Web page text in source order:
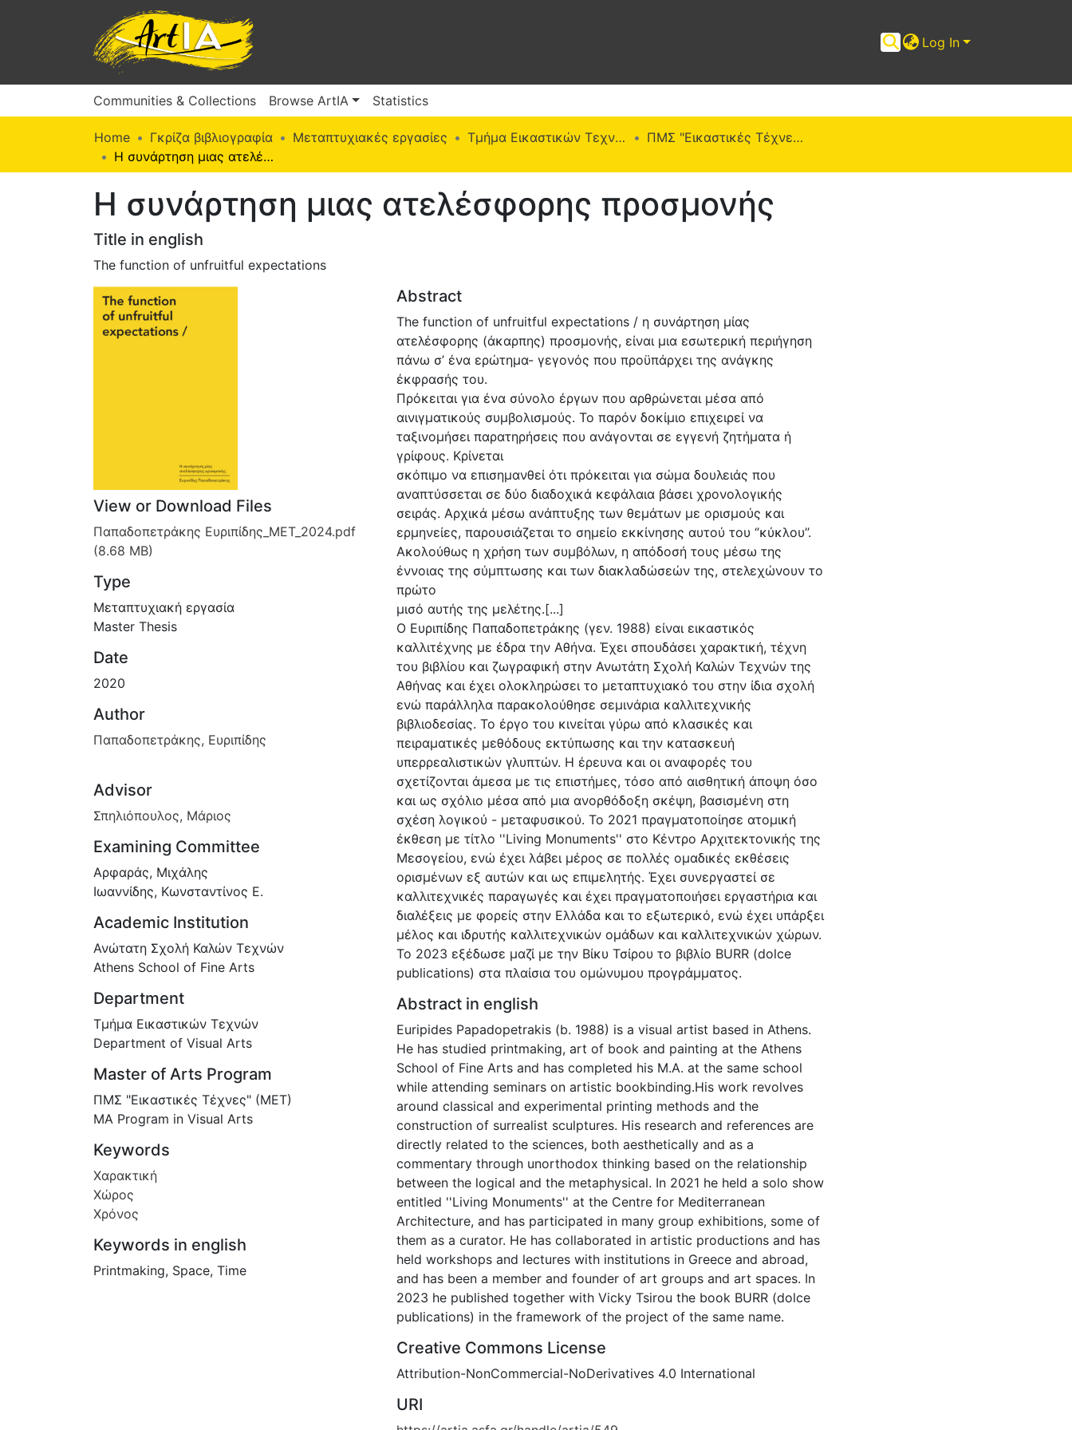
Log In
Communities & Collections Browse ArtIA Statistics
Home Γκρίζα βιβλιογραφία Μεταπτυχιακές εργασίες Τμήμα Εικαστικών Τεχνών
ΠΜΣ "Εικαστικές Τέχνες" (ΜΕΤ)
Η συνάρτηση μιας ατελέσφορης προσμονής
Η συνάρτηση μιας ατελέσφορης προσμονής
Title in english
The function of unfruitful expectations
View or Download Files
Παπαδοπετράκης Ευριπίδης_ΜΕΤ_2024.pdf
(8.68 MB)
Type
Μεταπτυχιακή εργασία
Master Thesis
Date
2020
Author
Παπαδοπετράκης, Ευριπίδης
Advisor
Σπηλιόπουλος, Μάριος
Examining Committee
Αρφαράς, Μιχάλης
Ιωαννίδης, Κωνσταντίνος Ε.
Academic Institution
Ανώτατη Σχολή Καλών Τεχνών
Athens School of Fine Arts
Department
Τμήμα Εικαστικών Τεχνών
Department of Visual Arts
Master of Arts Program
ΠΜΣ "Εικαστικές Τέχνες" (ΜΕΤ)
MA Program in Visual Arts
Keywords
Χαρακτική
Χώρος
Χρόνος
Keywords in english
Printmaking, Space, Time
Abstract
The function of unfruitful expectations / η συνάρτηση μίας
ατελέσφορης (άκαρπης) προσμονής, είναι μια εσωτερική περιήγηση
πάνω σ’ ένα ερώτημα- γεγονός που προϋπάρχει της ανάγκης
έκφρασής του.
Πρόκειται για ένα σύνολο έργων που αρθρώνεται μέσα από
αινιγματικούς συμβολισμούς. Το παρόν δοκίμιο επιχειρεί να
ταξινομήσει παρατηρήσεις που ανάγονται σε εγγενή ζητήματα ή
γρίφους. Κρίνεται
σκόπιμο να επισημανθεί ότι πρόκειται για σώμα δουλειάς που
αναπτύσσεται σε δύο διαδοχικά κεφάλαια βάσει χρονολογικής
σειράς. Αρχικά μέσω ανάπτυξης των θεμάτων με ορισμούς και
ερμηνείες, παρουσιάζεται το σημείο εκκίνησης αυτού του ‘’κύκλου’’.
Ακολούθως η χρήση των συμβόλων, η απόδοσή τους μέσω της
έννοιας της σύμπτωσης και των διακλαδώσεών της, στελεχώνουν το
πρώτο
μισό αυτής της μελέτης.[...]
Ο Ευριπίδης Παπαδοπετράκης (γεν. 1988) είναι εικαστικός
καλλιτέχνης με έδρα την Αθήνα. Έχει σπουδάσει χαρακτική, τέχνη
του βιβλίου και ζωγραφική στην Ανωτάτη Σχολή Καλών Τεχνών της
Αθήνας και έχει ολοκληρώσει το μεταπτυχιακό του στην ίδια σχολή
ενώ παράλληλα παρακολούθησε σεμινάρια καλλιτεχνικής
βιβλιοδεσίας. Το έργο του κινείται γύρω από κλασικές και
πειραματικές μεθόδους εκτύπωσης και την κατασκευή
υπερρεαλιστικών γλυπτών. Η έρευνα και οι αναφορές του
σχετίζονται άμεσα με τις επιστήμες, τόσο από αισθητική άποψη όσο
και ως σχόλιο μέσα από μια ανορθόδοξη σκέψη, βασισμένη στη
σχέση λογικού - μεταφυσικού. Το 2021 πραγματοποίησε ατομική
έκθεση με τίτλο ''Living Monuments'' στο Κέντρο Αρχιτεκτονικής της
Μεσογείου, ενώ έχει λάβει μέρος σε πολλές ομαδικές εκθέσεις
ορισμένων εξ αυτών και ως επιμελητής. Έχει συνεργαστεί σε
καλλιτεχνικές παραγωγές και έχει πραγματοποιήσει εργαστήρια και
διαλέξεις με φορείς στην Ελλάδα και το εξωτερικό, ενώ έχει υπάρξει
μέλος και ιδρυτής καλλιτεχνικών ομάδων και καλλιτεχνικών χώρων.
Το 2023 εξέδωσε μαζί με την Βίκυ Τσίρου το βιβλίο BURR (dolce
publications) στα πλαίσια του ομώνυμου προγράμματος.
Abstract in english
Euripides Papadopetrakis (b. 1988) is a visual artist based in Athens.
He has studied printmaking, art of book and painting at the Athens
School of Fine Arts and has completed his M.A. at the same school
while attending seminars on artistic bookbinding.His work revolves
around classical and experimental printing methods and the
construction of surrealist sculptures. His research and references are
directly related to the sciences, both aesthetically and as a
commentary through unorthodox thinking based on the relationship
between the logical and the metaphysical. In 2021 he held a solo show
entitled ''Living Monuments'' at the Centre for Mediterranean
Architecture, and has participated in many group exhibitions, some of
them as a curator. He has collaborated in artistic productions and has
held workshops and lectures with institutions in Greece and abroad,
and has been a member and founder of art groups and art spaces. In
2023 he published together with Vicky Tsirou the book BURR (dolce
publications) in the framework of the project of the same name.
Creative Commons License
Attribution-NonCommercial-NoDerivatives 4.0 International
URI